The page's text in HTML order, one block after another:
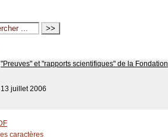
"Preuves" et "rapports scientifiques" de la Fondation
13 juillet 2006